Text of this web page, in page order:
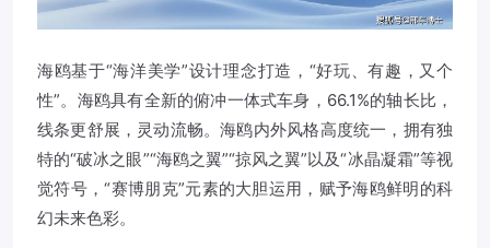
海鸥基于“海洋美学”设计理念打造，“好玩、有趣，又个
性”。海鸥具有全新的俯冲一体式车身，66.1%的轴长比，
线条更舒展，灵动流畅。海鸥内外风格高度统一，拥有独
特的“破冰之眼”“海鸥之翼”“掠风之翼”以及“冰晶凝霜”等视
觉符号，“赛博朋克”元素的大胆运用，赋予海鸥鲜明的科
幻未来色彩。